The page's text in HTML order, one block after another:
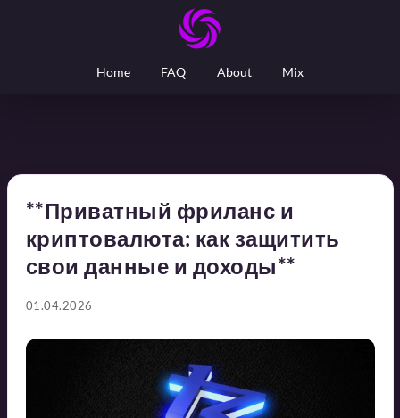
Home FAQ About Mix
**Приватный фриланс и
криптовалюта: как защитить
свои данные и доходы**
01.04.2026